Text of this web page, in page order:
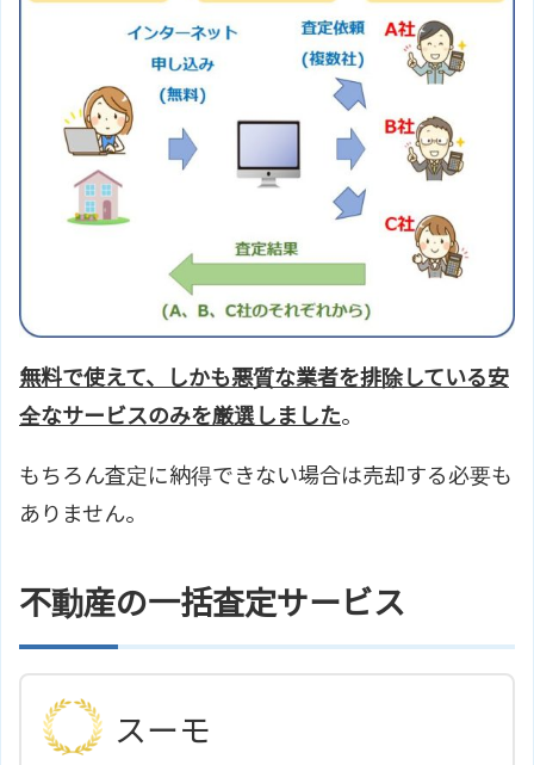
無料で使えて、しかも悪質な業者を排除している安
全なサービスのみを厳選しました。
もちろん査定に納得できない場合は売却する必要も
ありません。
不動産の一括査定サービス
スーモ